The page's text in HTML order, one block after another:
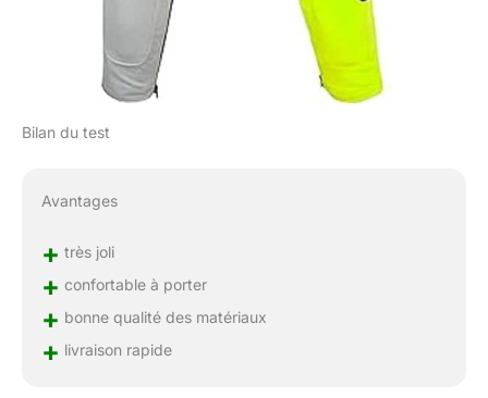
Bilan du test
Avantages
+ très joli
+ confortable à porter
+ bonne qualité des matériaux
+ livraison rapide